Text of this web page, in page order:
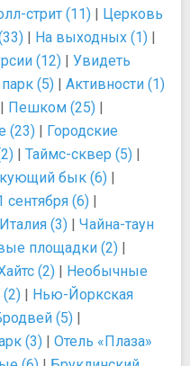
стрит (11) | Церковь
| На выходных (1) |
(12) | Увидеть
(5) | Активности (1)
| Пешком (25) |
(23) | Городские
| Таймс-сквер (5) |
бык (6) |
(6) |
(3) | Чайна-таун
площадки (2) |
(2) | Необычные
| Нью-Йоркская
(5) |
(3) | Отель «Плаза»